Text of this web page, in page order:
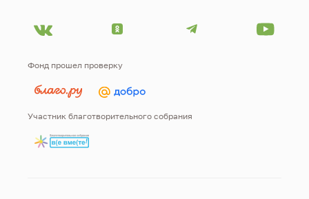
Фонд прошел проверку
Участник благотворительного собрания